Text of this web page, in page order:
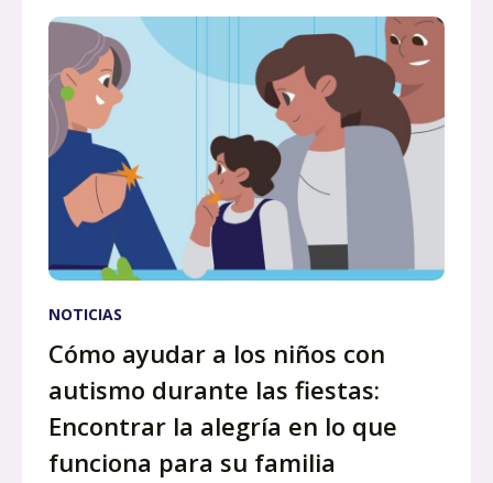
NOTICIAS
Cómo ayudar a los niños con
autismo durante las fiestas:
Encontrar la alegría en lo que
funciona para su familia